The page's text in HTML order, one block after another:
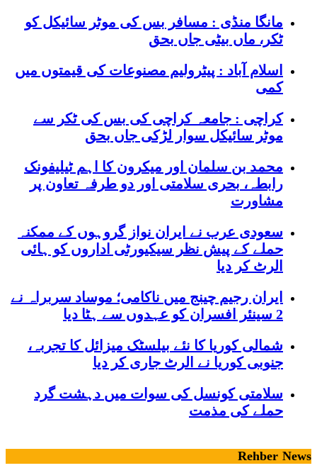
مانگا منڈی : مسافر بس کی موٹر سائیکل کو
ٹکر، ماں بیٹی جاں بحق
اسلام آباد : پیٹرولیم مصنوعات کی قیمتوں میں
کمی
کراچی : جامعہ کراچی کی بس کی ٹکر سے
موٹر سائیکل سوار لڑکی جاں بحق
محمد بن سلمان اور میکرون کا اہم ٹیلیفونک
رابطہ، بحری سلامتی اور دو طرفہ تعاون پر
مشاورت
سعودی عرب نے ایران نواز گروہوں کے ممکنہ
حملے کے پیش نظر سیکیورٹی اداروں کو ہائی
الرٹ کر دیا
ایران رجیم چینج میں ناکامی؛ موساد سربراہ نے
2 سینئر افسران کو عہدوں سے ہٹا دیا
شمالی کوریا کا نئے بیلسٹک میزائل کا تجربہ،
جنوبی کوریا نے الرٹ جاری کر دیا
سلامتی کونسل کی سوات میں دہشت گرد
حملے کی مذمت
Rehber News